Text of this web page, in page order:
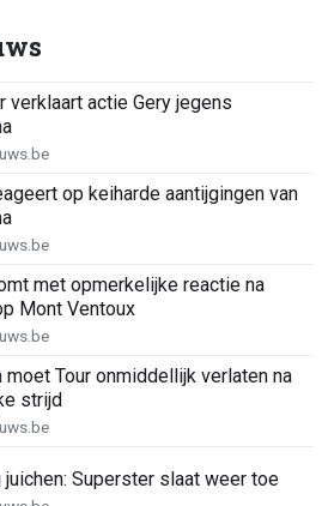
verklaart actie Gery jegens
op keiharde aantijgingen van
met opmerkelijke reactie na
Mont Ventoux
moet Tour onmiddellijk verlaten na
strijd
juichen: Superster slaat weer toe